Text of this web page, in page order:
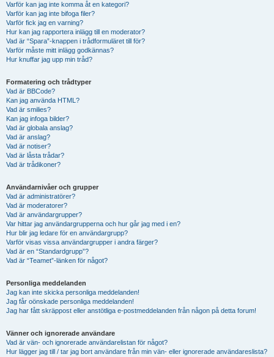
Varför kan jag inte komma åt en kategori?
Varför kan jag inte bifoga filer?
Varför fick jag en varning?
Hur kan jag rapportera inlägg till en moderator?
Vad är “Spara”-knappen i trådformuläret till för?
Varför måste mitt inlägg godkännas?
Hur knuffar jag upp min tråd?
Formatering och trådtyper
Vad är BBCode?
Kan jag använda HTML?
Vad är smilies?
Kan jag infoga bilder?
Vad är globala anslag?
Vad är anslag?
Vad är notiser?
Vad är låsta trådar?
Vad är trådikoner?
Användarnivåer och grupper
Vad är administratörer?
Vad är moderatorer?
Vad är användargrupper?
Var hittar jag användargrupperna och hur går jag med i en?
Hur blir jag ledare för en användargrupp?
Varför visas vissa användargrupper i andra färger?
Vad är en “Standardgrupp”?
Vad är “Teamet”-länken för något?
Personliga meddelanden
Jag kan inte skicka personliga meddelanden!
Jag får oönskade personliga meddelanden!
Jag har fått skräppost eller anstötliga e-postmeddelanden från någon på detta forum!
Vänner och ignorerade användare
Vad är vän- och ignorerade användarelistan för något?
Hur lägger jag till / tar jag bort användare från min vän- eller ignorerade användareslista?